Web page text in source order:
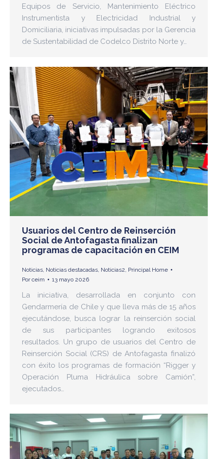
Equipos de Servicio, Mantenimiento Eléctrico
Instrumentista y Electricidad Industrial y
Domiciliaria, iniciativas impulsadas por la Gerencia
de Sustentabilidad de Codelco Distrito Norte y…
Usuarios del Centro de Reinserción
Social de Antofagasta finalizan
programas de capacitación en CEIM
Noticias Noticias destacadas Noticias2 Principal Home
Porceim 13 mayo 2026
La iniciativa, desarrollada en conjunto con
Gendarmería de Chile y que lleva más de 15 años
ejecutándose, busca lograr la reinserción social
de sus participantes logrando exitosos
resultados. Un grupo de usuarios del Centro de
Reinserción Social (CRS) de Antofagasta finalizó
con éxito los programas de formación “Rigger y
Operación Pluma Hidráulica sobre Camión”,
ejecutados…